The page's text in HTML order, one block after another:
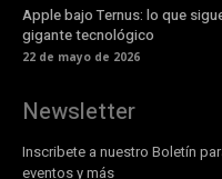
Apple bajo Ternus: lo que
gigante tecnológico
22 de mayo de 2026
Newsletter
Inscribete a nuestro Boletín
eventos y más